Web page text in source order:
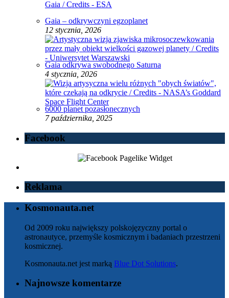
Gaia – odkrywczyni egzoplanet
12 stycznia, 2026
Gaia odkrywa swobodnego Saturna
4 stycznia, 2026
6000 planet pozasłonecznych
7 października, 2025
Facebook
Reklama
Kosmonauta.net
Od 2009 roku największy polskojęzyczny portal o
astronautyce, przemyśle kosmicznym i badaniach przestrzeni
kosmicznej.
Kosmonauta.net jest marką Blue Dot Solutions.
Najnowsze komentarze